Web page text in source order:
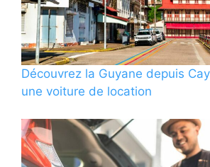
Découvrez la Guyane depuis
une voiture de location